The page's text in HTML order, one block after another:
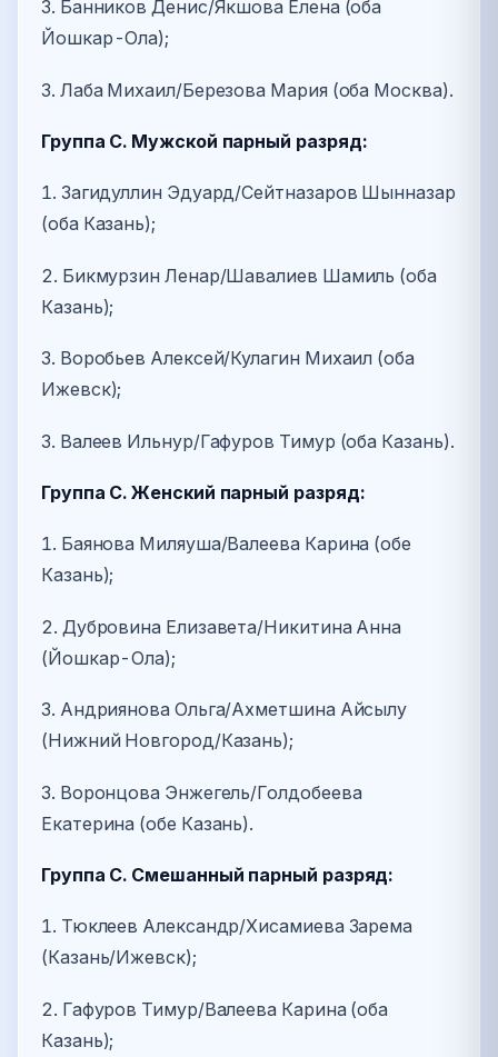
3. Банников Денис/Якшова Елена (оба
Йошкар-Ола);
3. Лаба Михаил/Березова Мария (оба Москва).
Группа С. Мужской парный разряд:
1. Загидуллин Эдуард/Сейтназаров Шынназар
(оба Казань);
2. Бикмурзин Ленар/Шавалиев Шамиль (оба
Казань);
3. Воробьев Алексей/Кулагин Михаил (оба
Ижевск);
3. Валеев Ильнур/Гафуров Тимур (оба Казань).
Группа С. Женский парный разряд:
1. Баянова Миляуша/Валеева Карина (обе
Казань);
2. Дубровина Елизавета/Никитина Анна
(Йошкар-Ола);
3. Андриянова Ольга/Ахметшина Айсылу
(Нижний Новгород/Казань);
3. Воронцова Энжегель/Голдобеева
Екатерина (обе Казань).
Группа С. Смешанный парный разряд:
1. Тюклеев Александр/Хисамиева Зарема
(Казань/Ижевск);
2. Гафуров Тимур/Валеева Карина (оба
Казань);